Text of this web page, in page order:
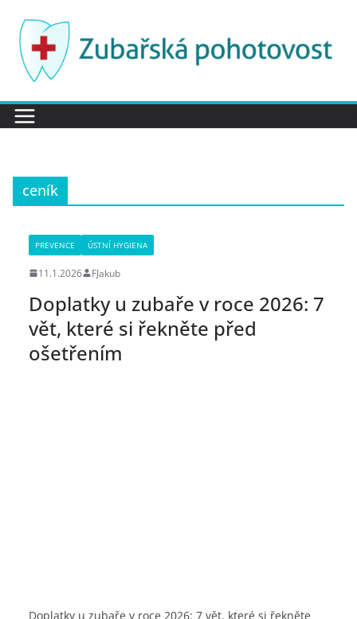
obsah
ceník
PREVENCE ÚSTNÍ HYGIENA
11.1.2026 FJakub
Doplatky u zubaře v roce 2026: 7
vět, které si řekněte před
ošetřením
Doplatky u zubaře v roce 2026: 7 vět, které si řekněte